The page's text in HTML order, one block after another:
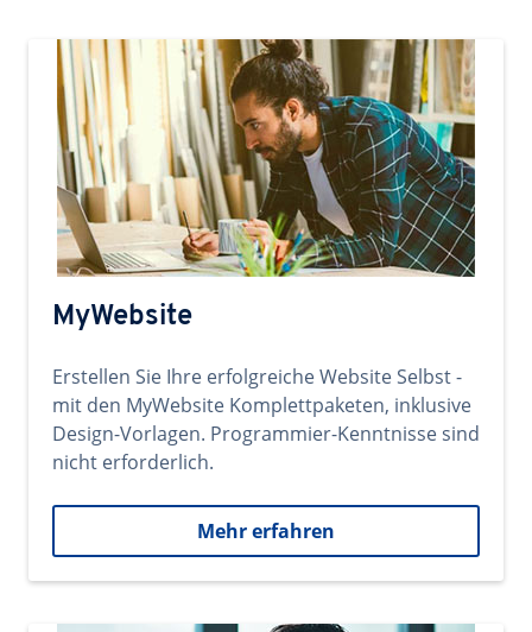
MyWebsite
Erstellen Sie Ihre erfolgreiche Website Selbst -
mit den MyWebsite Komplettpaketen, inklusive
Design-Vorlagen. Programmier-Kenntnisse sind
nicht erforderlich.
Mehr erfahren